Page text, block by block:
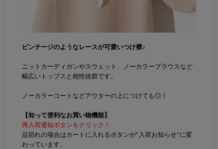
ビンテージのようなレースが可愛いつけ襟♪
ニットカーディガンやスウェット、ノーカラーブラウスなど
幅広いトップスと相性抜群です。
ノーカラーコートなどアウターの上につけても◎！
【知って便利なお買い物機能】
再入荷通知ボタンをクリック！
品切れの場合はカートに入れるボタンが”入荷お知らせ”に変
わっています。